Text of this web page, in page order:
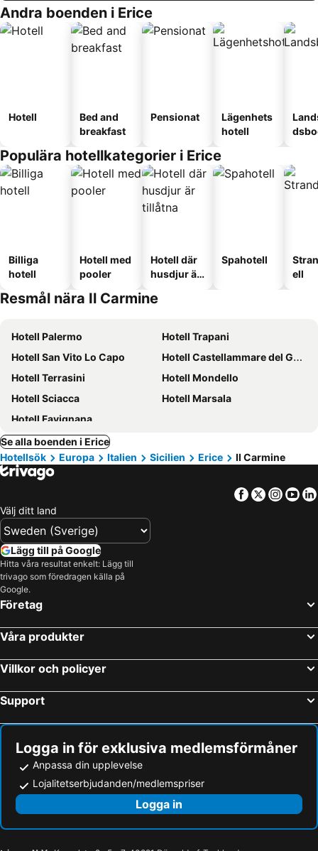
Andra boenden i Erice
Hotell
Bed and
breakfast
Pensionat
Lägenhets
hotell
Populära hotellkategorier i Erice
Billiga
hotell
Hotell med
pooler
Hotell där
husdjur är
Spahotell
ell
Resmål nära Il Carmine
Hotell Palermo
Hotell Trapani
Hotell San Vito Lo Capo
Hotell Castellammare del Golfo
Hotell Terrasini
Hotell Mondello
Hotell Sciacca
Hotell Marsala
Hotell Favignana
Se alla boenden i Erice
Hotellsök
Europa Italien Sicilien Erice Il Carmine
Facebook
Twitter
Välj ditt land
Lägg till på Google
Hitta våra resultat enkelt: Lägg till
trivago som föredragen källa på
Google.
Företag
Våra produkter
Villkor och policyer
Support
Logga in för exklusiva medlemsförmåner
Anpassa din upplevelse
Lojalitetserbjudanden/medlemspriser
Logga in